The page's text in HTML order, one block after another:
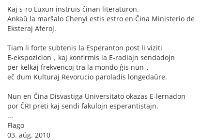
Kaj s-ro Luxun instruis ĉinan literaturon.
Ankaŭ la marŝalo Chenyi estis estro en Ĉina Ministerio de
Eksteraj Aferoj.
Tiam li forte subtenis la Esperanton post li viziti
E-ekspozicion，kaj konfirmis la E-radiajn sendadojn
per kelkaj frekvencoj tra la mondo ĝis nun，
eĉ dum Kulturaj Revorucio paroladis longedaŭre.
Nun en Ĉina Disvastiga Universitato okazas E-lernadon
por ĈRI preti kaj sendi fakulojn esperantistajn.
...
Flago
03. aŭg. 2010